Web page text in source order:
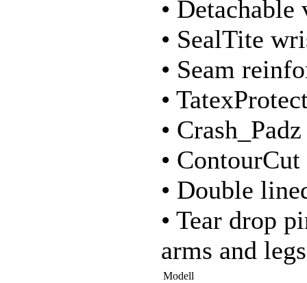
•
• SealTite
• Seam
•
•
•
• Double
• Tear drop
arms and legs
Modell